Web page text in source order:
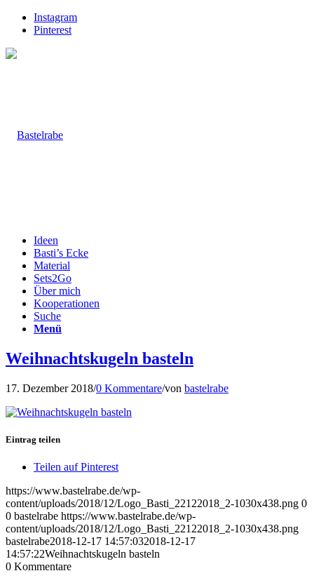
Instagram
Pinterest
Ideen
Basti’s Ecke
Material
Sets2Go
Über mich
Kooperationen
Suche
Menü
Weihnachtskugeln basteln
17. Dezember 2018/0 Kommentare/von bastelrabe
Eintrag teilen
Teilen auf Pinterest
https://www.bastelrabe.de/wp-
content/uploads/2018/12/Logo_Basti_22122018_2-1030x438.png 0
0 bastelrabe https://www.bastelrabe.de/wp-
content/uploads/2018/12/Logo_Basti_22122018_2-1030x438.png
bastelrabe2018-12-17 14:57:032018-12-17
14:57:22Weihnachtskugeln basteln
0 Kommentare